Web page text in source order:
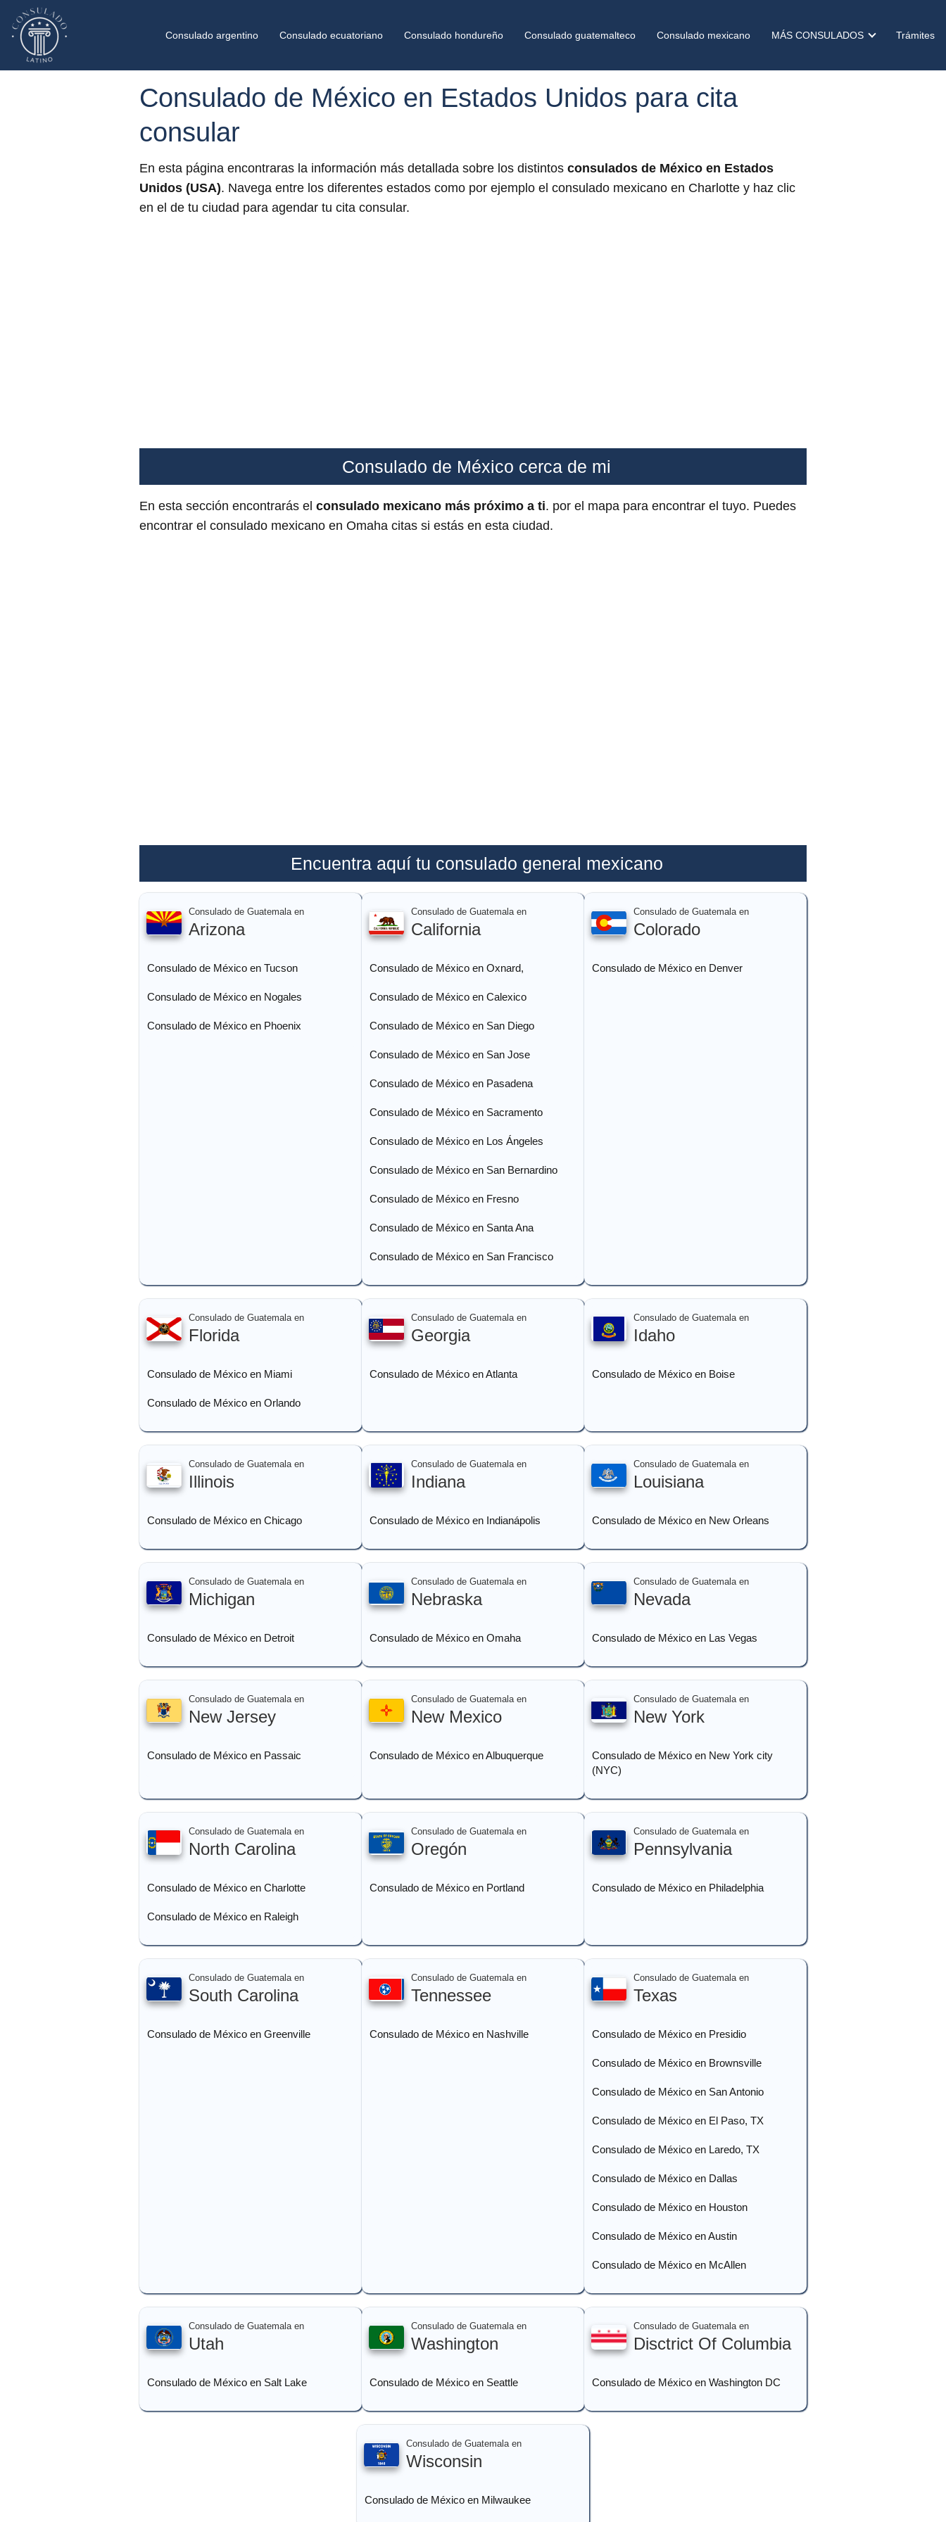
Consulado argentino Consulado ecuatoriano Consulado hondureño Consulado guatemalteco Consulado mexicano MÁS CONSULADOS Trámites
Consulado de México en Estados Unidos para cita
consular
En esta página encontraras la información más detallada sobre los distintos consulados de México en Estados
Unidos (USA). Navega entre los diferentes estados como por ejemplo el consulado mexicano en Charlotte y haz clic
en el de tu ciudad para agendar tu cita consular.
Consulado de México cerca de mi
En esta sección encontrarás el consulado mexicano más próximo a ti. por el mapa para encontrar el tuyo. Puedes
encontrar el consulado mexicano en Omaha citas si estás en esta ciudad.
Encuentra aquí tu consulado general mexicano
Consulado de Guatemala en
Arizona
Consulado de México en Tucson
Consulado de México en Nogales
Consulado de México en Phoenix
Consulado de Guatemala en
California
Consulado de México en Oxnard,
Consulado de México en Calexico
Consulado de México en San Diego
Consulado de México en San Jose
Consulado de México en Pasadena
Consulado de México en Sacramento
Consulado de México en Los Ángeles
Consulado de México en San Bernardino
Consulado de México en Fresno
Consulado de México en Santa Ana
Consulado de México en San Francisco
Consulado de Guatemala en
Colorado
Consulado de México en Denver
Consulado de Guatemala en
Florida
Consulado de México en Miami
Consulado de México en Orlando
Consulado de Guatemala en
Georgia
Consulado de México en Atlanta
Consulado de Guatemala en
Idaho
Consulado de México en Boise
Consulado de Guatemala en
Illinois
Consulado de México en Chicago
Consulado de Guatemala en
Indiana
Consulado de México en Indianápolis
Consulado de Guatemala en
Louisiana
Consulado de México en New Orleans
Consulado de Guatemala en
Michigan
Consulado de México en Detroit
Consulado de Guatemala en
Nebraska
Consulado de México en Omaha
Consulado de Guatemala en
Nevada
Consulado de México en Las Vegas
Consulado de Guatemala en
New Jersey
Consulado de México en Passaic
Consulado de Guatemala en
New Mexico
Consulado de México en Albuquerque
Consulado de Guatemala en
New York
Consulado de México en New York city
(NYC)
Consulado de Guatemala en
North Carolina
Consulado de México en Charlotte
Consulado de México en Raleigh
Consulado de Guatemala en
Oregón
Consulado de México en Portland
Consulado de Guatemala en
Pennsylvania
Consulado de México en Philadelphia
Consulado de Guatemala en
South Carolina
Consulado de México en Greenville
Consulado de Guatemala en
Tennessee
Consulado de México en Nashville
Consulado de Guatemala en
Texas
Consulado de México en Presidio
Consulado de México en Brownsville
Consulado de México en San Antonio
Consulado de México en El Paso, TX
Consulado de México en Laredo, TX
Consulado de México en Dallas
Consulado de México en Houston
Consulado de México en Austin
Consulado de México en McAllen
Consulado de Guatemala en
Utah
Consulado de México en Salt Lake
Consulado de Guatemala en
Washington
Consulado de México en Seattle
Consulado de Guatemala en
Disctrict Of Columbia
Consulado de México en Washington DC
Consulado de Guatemala en
Wisconsin
Consulado de México en Milwaukee